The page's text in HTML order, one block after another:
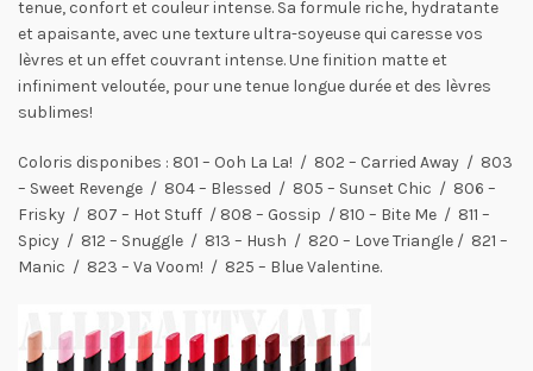
tenue, confort et couleur intense. Sa formule riche, hydratante
et apaisante, avec une texture ultra-soyeuse qui caresse vos
lèvres et un effet couvrant intense. Une finition matte et
infiniment veloutée, pour une tenue longue durée et des lèvres
sublimes!
Coloris disponibes : 801 – Ooh La La! / 802 – Carried Away / 803
– Sweet Revenge / 804 – Blessed / 805 – Sunset Chic / 806 –
Frisky / 807 – Hot Stuff / 808 – Gossip / 810 – Bite Me / 811 –
Spicy / 812 – Snuggle / 813 – Hush / 820 – Love Triangle / 821 –
Manic / 823 – Va Voom! / 825 – Blue Valentine.